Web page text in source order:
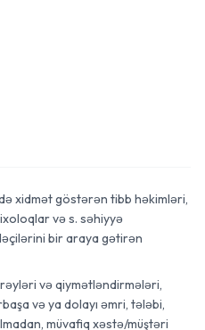
xidmət göstərən tibb həkimləri,
və s. səhiyyə
bir araya gətirən
və qiymətləndirmələri,
və ya dolayı əmri, tələbi,
müvafiq xəstə/müştəri